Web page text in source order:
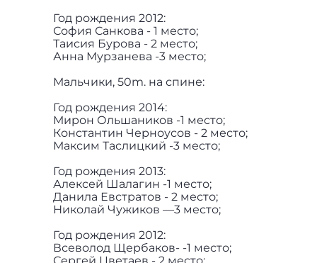
Год рождения 2012:
София Санкова - 1 место;
Таисия Бурова - 2 место;
Анна Мурзанева -3 место;
Мальчики, 50m. на спине:
Год рождения 2014:
Мирон Ольшаников -1 место;
Константин Черноусов - 2 место;
Максим Таслицкий -3 место;
Год рождения 2013:
Алексей Шалагин -1 место;
Данила Евстратов - 2 место;
Николай Чужиков —3 место;
Год рождения 2012:
Всеволод Щербаков- -1 место;